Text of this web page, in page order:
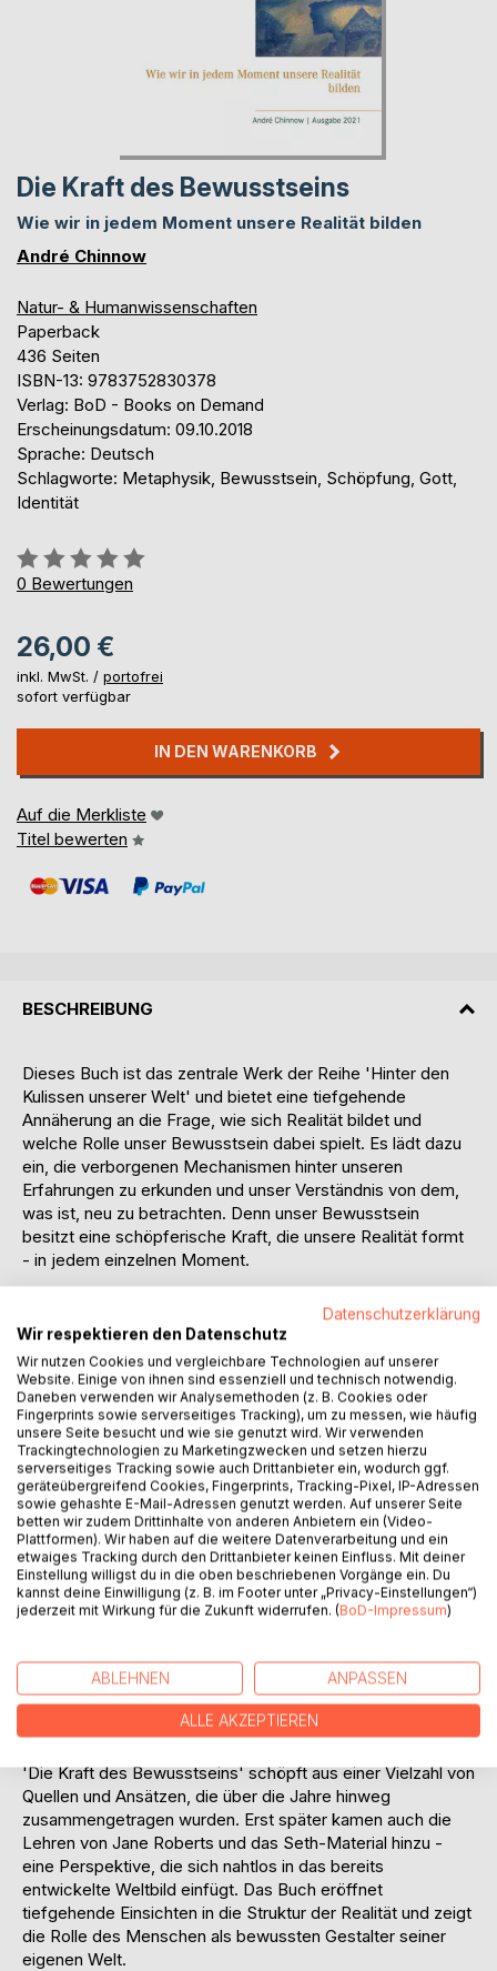
Die Kraft des Bewusstseins
Wie wir in jedem Moment unsere Realität bilden
André Chinnow
Natur- & Humanwissenschaften
Paperback
436 Seiten
ISBN-13: 9783752830378
Verlag: BoD - Books on Demand
Erscheinungsdatum: 09.10.2018
Sprache: Deutsch
Schlagworte: Metaphysik, Bewusstsein, Schöpfung, Gott,
Identität
Bewertung::
0%
0 Bewertungen
26,00 €
inkl. MwSt. / portofrei
sofort verfügbar
IN DEN WARENKORB
Auf die Merkliste
Titel bewerten
BESCHREIBUNG
Dieses Buch ist das zentrale Werk der Reihe 'Hinter den
Kulissen unserer Welt' und bietet eine tiefgehende
Annäherung an die Frage, wie sich Realität bildet und
welche Rolle unser Bewusstsein dabei spielt. Es lädt dazu
ein, die verborgenen Mechanismen hinter unseren
Erfahrungen zu erkunden und unser Verständnis von dem,
was ist, neu zu betrachten. Denn unser Bewusstsein
besitzt eine schöpferische Kraft, die unsere Realität formt
- in jedem einzelnen Moment.
Mit einem tiefgreifenden Blick auf die Entstehung geistiger
Vorstellungen, Träume und letztlich unserer physischen
Welt zeigt das Buch, dass jeder Mensch seine Realität
aktiv erschafft. Emotionen, Erwartungen, Absichten und
Glaubenssätze sind die entscheidenden Faktoren - sowohl
auf individueller als auch kollektiver Ebene. Die physische
Welt wird dabei als sekundäres Produkt innerer,
psychologischer Prozesse verstanden.
Basierend auf metaphysischen Prinzipien und gestützt
durch Erkenntnisse aus der Quantenphysik, die die
Wechselwirkung von Bewusstsein und Materie anerkennt,
beleuchtet dieses Werk zentrale Konzepte wie
Wahrscheinlichkeitslinien, Bewusstseinsstufen sowie die
Paradigma unterscheidet: Bewusstsein ist hiernach nicht
das zufällige Ergebnis der Evolution, sondern vielmehr der
Ursprung aller Realitätssysteme.
'Die Kraft des Bewusstseins' schöpft aus einer Vielzahl von
Quellen und Ansätzen, die über die Jahre hinweg
zusammengetragen wurden. Erst später kamen auch die
Lehren von Jane Roberts und das Seth-Material hinzu -
eine Perspektive, die sich nahtlos in das bereits
entwickelte Weltbild einfügt. Das Buch eröffnet
tiefgehende Einsichten in die Struktur der Realität und zeigt
die Rolle des Menschen als bewussten Gestalter seiner
eigenen Welt.
Datenschutzerklärung
Wir respektieren den Datenschutz
Wir nutzen Cookies und vergleichbare Technologien auf unserer
Website. Einige von ihnen sind essenziell und technisch notwendig.
Daneben verwenden wir Analysemethoden (z. B. Cookies oder
Fingerprints sowie serverseitiges Tracking), um zu messen, wie häufig
unsere Seite besucht und wie sie genutzt wird. Wir verwenden
Trackingtechnologien zu Marketingzwecken und setzen hierzu
serverseitiges Tracking sowie auch Drittanbieter ein, wodurch ggf.
geräteübergreifend Cookies, Fingerprints, Tracking-Pixel, IP-Adressen
sowie gehashte E-Mail-Adressen genutzt werden. Auf unserer Seite
betten wir zudem Drittinhalte von anderen Anbietern ein (Video-
Plattformen). Wir haben auf die weitere Datenverarbeitung und ein
etwaiges Tracking durch den Drittanbieter keinen Einfluss. Mit deiner
Einstellung willigst du in die oben beschriebenen Vorgänge ein. Du
kannst deine Einwilligung (z. B. im Footer unter „Privacy-Einstellungen“)
jederzeit mit Wirkung für die Zukunft widerrufen. (BoD-Impressum)
ABLEHNEN ANPASSEN
ALLE AKZEPTIEREN